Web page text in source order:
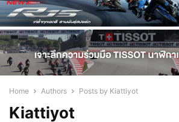
Home Authors Posts by Kiattiyot
Kiattiyot